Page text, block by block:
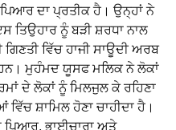
ਦਾ ਪ੍ਰਤੀਕ ਹੈ। ਉਨ੍ਹਾਂ ਨੇ
ਨੂੰ ਬੜੀ ਸ਼ਰਧਾ ਨਾਲ
ਵਿੱਚ ਹਾਜੀ ਸਾਊਦੀ ਅਰਬ
ਮੁਹੰਮਦ ਯੂਸਫ ਮਲਿਕ ਨੇ ਲੋਕਾਂ
ਦੇ ਲੋਕਾਂ ਨੂੰ ਮਿਲਜੁਲ ਕੇ ਰਹਿਣਾ
ਸ਼ਾਮਿਲ ਹੋਣਾ ਚਾਹੀਦਾ ਹੈ।
ਪਿਆਰ, ਭਾਈਚਾਰਾ ਅਤੇ